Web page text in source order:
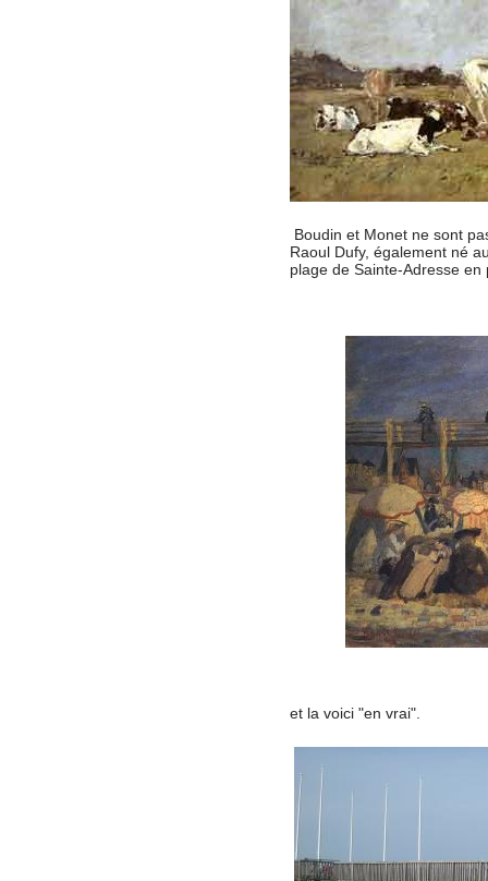
Boudin et Monet ne sont
Raoul Dufy, également né
plage de Sainte-Adresse en
et la voici "en vrai".